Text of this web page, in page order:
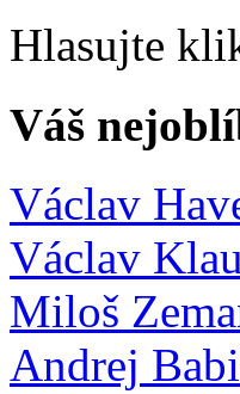
Hlasujte
Váš
Václav
Václav
Miloš
Andrej